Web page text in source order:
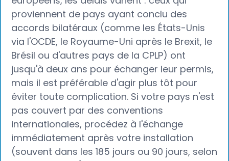
proviennent de pays ayant conclu des
accords bilatéraux (comme les États-Unis
via l'OCDE, le Royaume-Uni après le Brexit, le
Brésil ou d'autres pays de la CPLP) ont
jusqu'à deux ans pour échanger leur permis,
mais il est préférable d'agir plus tôt pour
éviter toute complication. Si votre pays n'est
pas couvert par des conventions
internationales, procédez à l'échange
immédiatement après votre installation
(souvent dans les 185 jours ou 90 jours, selon